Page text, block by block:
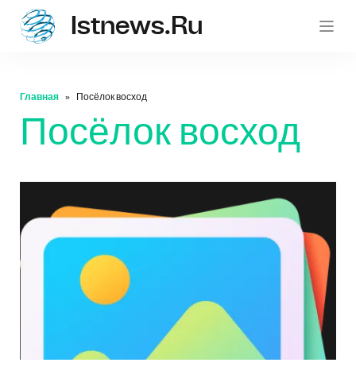
Istnews.ru
Главная Посёлок восход
Посёлок восход